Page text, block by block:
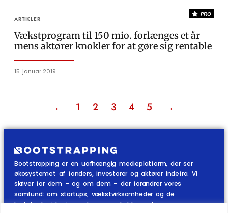
PRO
ARTIKLER
Vækstprogram til 150 mio. forlænges et år
mens aktører knokler for at gøre sig rentable
15. januar 2019
← 1 2 3 4 5 →
Bootstrapping er en uafhængig medieplatform, der ser
økosystemet af fonders, investorer og aktører indefra. Vi
skriver for dem – og om dem – der forandrer vores
samfund: om startups, vækstvirksomheder og de
højteknologiske innovationer, vi skal leve af.